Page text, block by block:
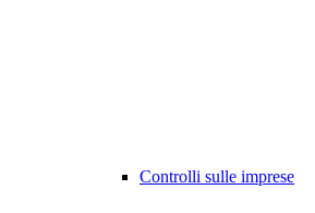
Controlli sulle imprese